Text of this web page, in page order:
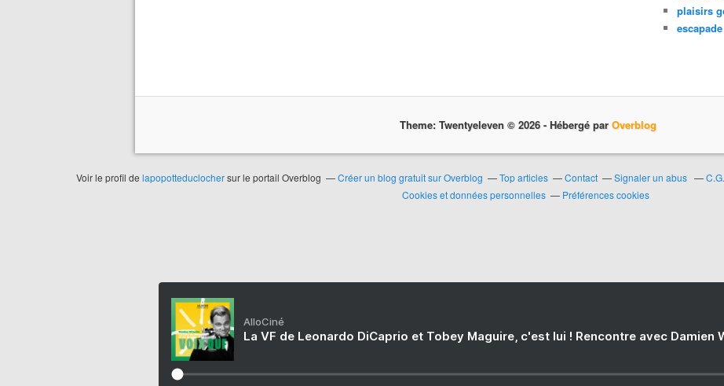
plaisirs
Theme: Twentyeleven © 2026 - Hébergé par Overblog
Voir le profil de lapopotteduclochersur le portail Overblog Créer un blog gratuit sur Overblog Top articles Contact Signaler un abus
Cookies et données personnelles
Préférences cookies
AlloCiné
La VF de Leonardo DiCaprio et Tobey Maguire, c'est lui ! Rencontre avec Damien